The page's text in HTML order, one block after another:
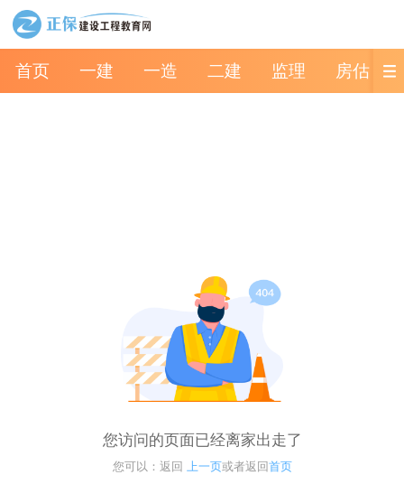
首页 一建 一造 二建 监理 房估
您访问的页面已经离家出走了
您可以：返回 上一页或者返回首页